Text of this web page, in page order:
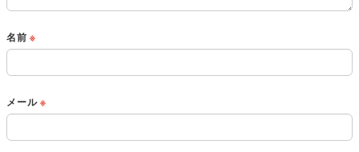
名前※
メール※